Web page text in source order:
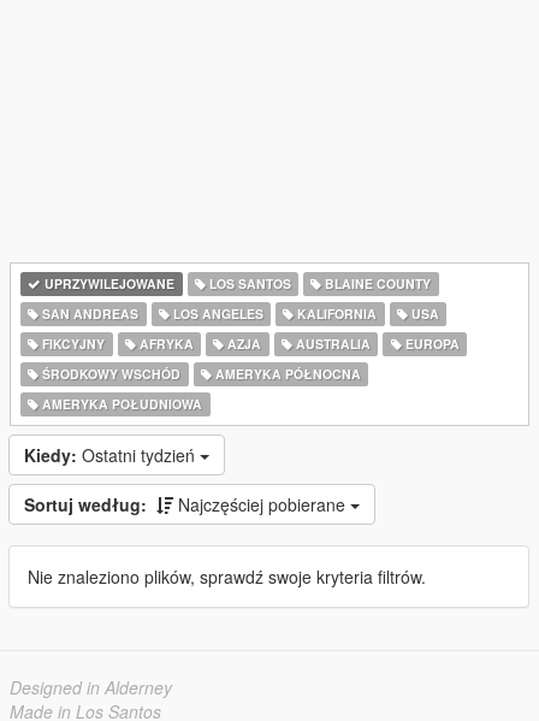
UPRZYWILEJOWANE LOS SANTOS
BLAINE COUNTY
SAN ANDREAS
LOS ANGELES KALIFORNIA
USA
FIKCYJNY
AFRYKA AZJA AUSTRALIA
EUROPA
ŚRODKOWY WSCHÓD
AMERYKA PÓŁNOCNA
AMERYKA POŁUDNIOWA
Kiedy: Ostatni tydzień
Sortuj według: Najczęściej pobierane
Nie znaleziono plików, sprawdź swoje kryteria filtrów.
Designed in Alderney
Made in Los Santos